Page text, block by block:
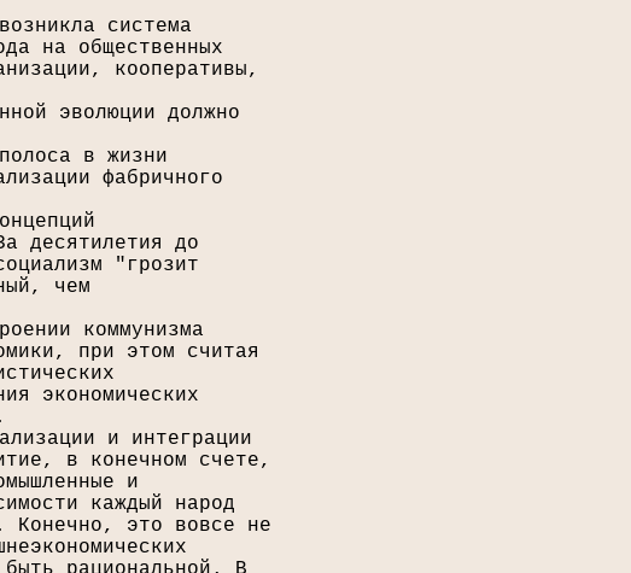
система
на общественных
кооперативы,
эволюции должно
в жизни
фабричного
десятилетия до
"грозит
чем
коммунизма
при этом считая
экономических
и интеграции
в конечном счете,
и
каждый народ
Конечно, это вовсе не